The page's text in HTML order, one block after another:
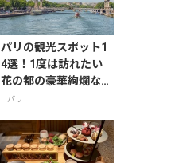
パリの観光スポット1
4選！1度は訪れたい
花の都の豪華絢爛な名
所へ
パリ